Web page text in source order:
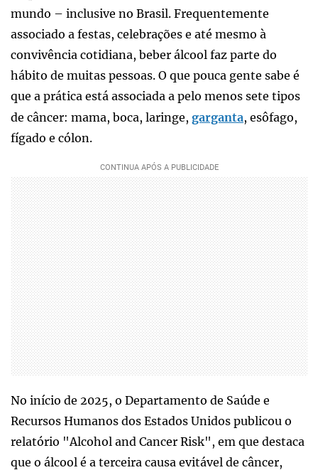
mundo – inclusive no Brasil. Frequentemente
associado a festas, celebrações e até mesmo à
convivência cotidiana, beber álcool faz parte do
hábito de muitas pessoas. O que pouca gente sabe é
que a prática está associada a pelo menos sete tipos
de câncer: mama, boca, laringe, garganta, esôfago,
fígado e cólon.
No início de 2025, o Departamento de Saúde e
Recursos Humanos dos Estados Unidos publicou o
relatório "Alcohol and Cancer Risk", em que destaca
que o álcool é a terceira causa evitável de câncer,